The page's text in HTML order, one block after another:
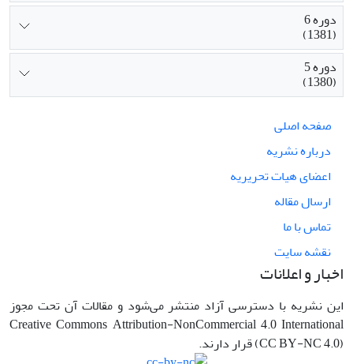
دوره 6
(1381)
دوره 5
(1380)
صفحه اصلی
درباره نشریه
اعضای هیات تحریریه
ارسال مقاله
تماس با ما
نقشه سایت
اخبار و اعلانات
این نشریه با دسترسی آزاد منتشر می‌شود و مقالات آن تحت مجوز
Creative Commons Attribution-NonCommercial 4.0 International
(CC BY-NC 4.0) قرار دارند.